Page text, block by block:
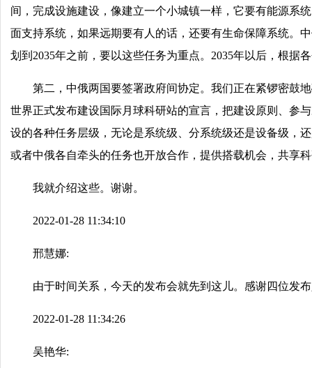
间，完成设施建设，像建立一个小城镇一样，它要有能源系
面支持系统，如果远期要有人的话，还要有生命保障系统。
划到2035年之前，要以这些任务为重点。2035年以后，根据
第二，中俄两国要签署政府间协定。我们正在紧锣密鼓
世界正式发布建设国际月球科研站的宣言，把建设原则、参
设的各种任务层级，无论是系统级、分系统级还是设备级，
或者中俄各自牵头的任务也开放合作，提供搭载机会，共享
我就介绍这些。谢谢。
2022-01-28 11:34:10
邢慧娜:
由于时间关系，今天的发布会就先到这儿。感谢四位发
2022-01-28 11:34:26
吴艳华: